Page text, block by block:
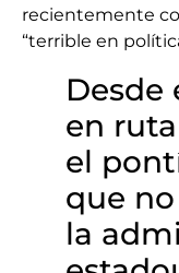
recientemente
“terrible en
Desde
en
el
que
la